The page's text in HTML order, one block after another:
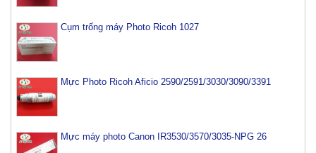
Cụm trống máy Photo Ricoh 1027
Mực Photo Ricoh Aficio 2590/2591/3030/3090/3391
Mực máy photo Canon IR3530/3570/3035-NPG 26